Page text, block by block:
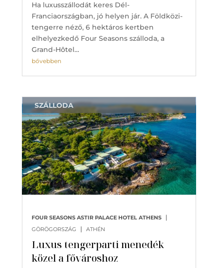
Ha luxusszállodát keres Dél-
Franciaországban, jó helyen jár. A Földközi-
tengerre néző, 6 hektáros kertben
elhelyezkedő Four Seasons szálloda, a
Grand-Hôtel…
bővebben
Luxus tengerparti menedék
közel a fővároshoz
FOUR SEASONS ASTIR PALACE HOTEL ATHENS |
GÖRÖGORSZÁG | ATHÉN
SZÁLLODA